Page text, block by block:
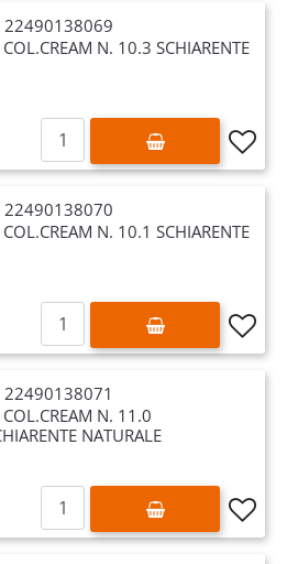
22490138069
COL.CREAM N. 10.3 SCHIARENTE
Quantità
22490138070
COL.CREAM N. 10.1 SCHIARENTE
Quantità
22490138071
COL.CREAM N. 11.0
NATURALE
Quantità